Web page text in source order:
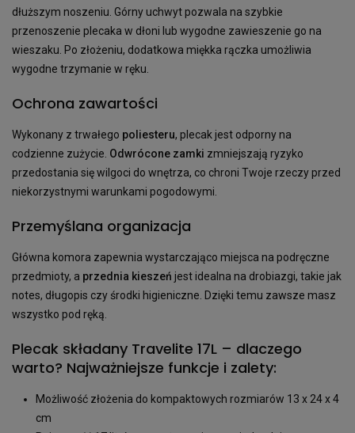
dłuższym noszeniu. Górny uchwyt pozwala na szybkie
przenoszenie plecaka w dłoni lub wygodne zawieszenie go na
wieszaku. Po złożeniu, dodatkowa miękka rączka umożliwia
wygodne trzymanie w ręku.
Ochrona zawartości
Wykonany z trwałego poliesteru, plecak jest odporny na
codzienne zużycie. Odwrócone zamki zmniejszają ryzyko
przedostania się wilgoci do wnętrza, co chroni Twoje rzeczy przed
niekorzystnymi warunkami pogodowymi.
Przemyślana organizacja
Główna komora zapewnia wystarczająco miejsca na podręczne
przedmioty, a przednia kieszeń jest idealna na drobiazgi, takie jak
notes, długopis czy środki higieniczne. Dzięki temu zawsze masz
wszystko pod ręką.
Plecak składany Travelite 17L – dlaczego
warto? Najważniejsze funkcje i zalety:
Możliwość złożenia do kompaktowych rozmiarów 13 x 24 x 4
cm